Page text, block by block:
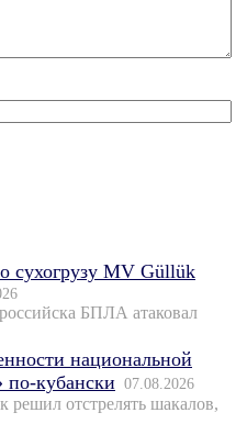
сухогрузу MV Güllük
БПЛА атаковал
национальной
по-кубански 07.08.2026
решил отстрелять шакалов,